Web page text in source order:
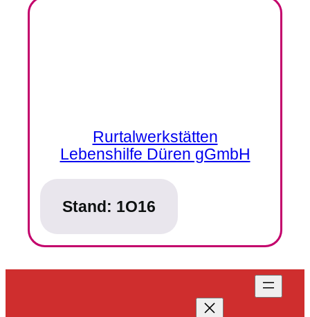
Rurtalwerkstätten
Lebenshilfe Düren gGmbH
Stand: 1O16